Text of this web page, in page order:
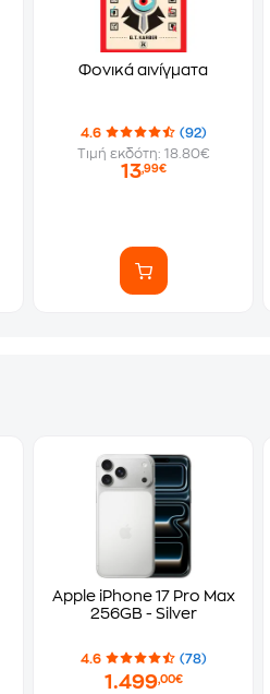
Φονικά αινίγματα
4.6
(92)
Τιμή εκδότη: 18.80€
13,99€
Apple iPhone 17 Pro Max
256GB - Silver
4.6 (78)
1.499,00€